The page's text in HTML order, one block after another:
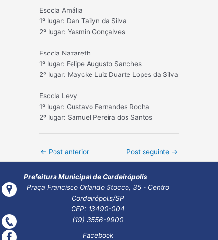
Escola Amália
1º lugar: Dan Tailyn da Silva
2º lugar: Yasmin Gonçalves
Escola Nazareth
1º lugar: Felipe Augusto Sanches
2º lugar: Maycke Luiz Duarte Lopes da Silva
Escola Levy
1º lugar: Gustavo Fernandes Rocha
2º lugar: Samuel Pereira dos Santos
Post
← Post anterior Post seguinte →
Prefeitura Municipal de Cordeirópolis
Praça Francisco Orlando Stocco, 35 - Centro
Cordeirópolis/SP
CEP: 13490-004
(19) 3556-9900
Facebook